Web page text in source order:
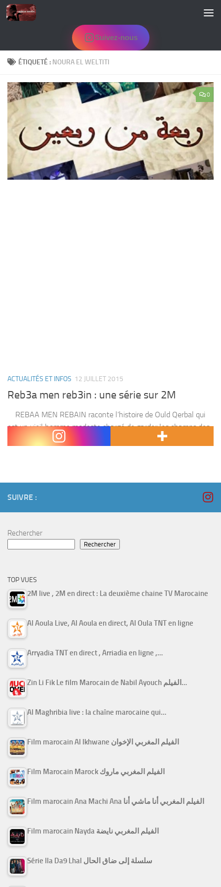
Skip to content
Suivez-nous
ÉTIQUETÉ : NOURA EL WELTITI
0
ACTUALITÉS ET INFOS 12 JUILLET 2015
Reb3a men reb3in : une série sur 2M
REBAA MEN REBAIN raconte l’histoire de Ould Qerbal qui
est un vieil homme modeste chargé de garder les champs des
villageois. Veuf, il vit seul avec sa fille unique Oum Hani qui...
SUIVRE :
Rechercher
Rechercher
TOP VUES
2M live , 2M en direct : La deuxième chaine TV Marocaine
Al Aoula Live, Al Aoula en direct, Al Oula TNT en ligne
Arryadia TNT en direct , Arriadia en ligne ,…
Zin Li Fik Le film Marocain de Nabil Ayouch الفيلم…
Al Maghribia live : la chaîne marocaine qui…
Film marocain Al Ikhwane الفيلم المغربي الإخوان
Film Marocain Marock الفيلم المغربي ماروك
Film marocain Ana Machi Ana الفيلم المغربي أنا ماشي أنا
Film marocain Nayda الفيلم المغربي نايضة
Série Ila Da9 Lhal سلسلة إلى ضاق الحال